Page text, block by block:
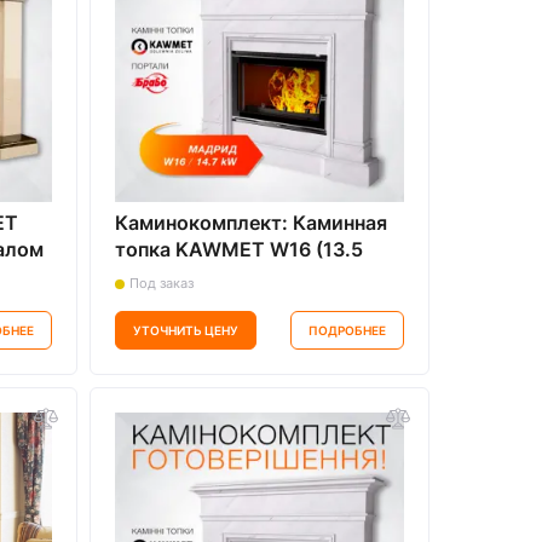
Каминокомплект: Каминная
топка KAWMET W16 (13.5
kW) ECO с мраморным
Под заказ
УТОЧНИТЬ ЦЕНУ ПОДРОБНЕЕ